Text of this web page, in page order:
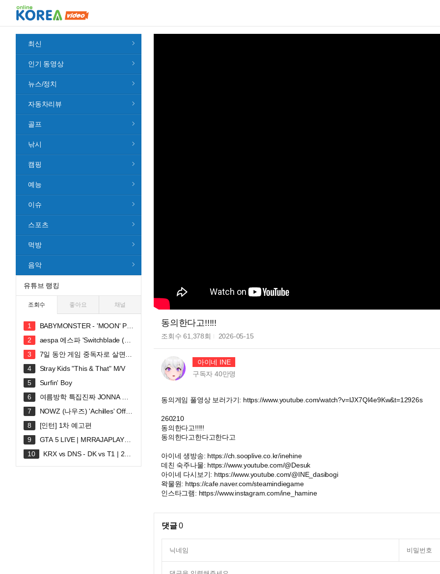
최신
인기 동영상
뉴스/정치
자동차리뷰
골프
낚시
캠핑
예능
이슈
스포츠
먹방
음악
유튜브 랭킹
조회수 좋아요 채널
BABYMONSTER - 'MOON' PE
RFORMANCE VIDEO
aespa 에스파 'Switchblade (Fe
at. Ty Dolla $ign)' MV
7일 동안 게임 중독자로 살면
생기는 일
Stray Kids "This & That" M/V
Surfin' Boy
여름방학 특집진짜 JONNA 웃
깁니다ㅠㅠㅠ 혜안져스 덕몽어스 완
전체 합방!
NOWZ (나우즈) 'Achilles' Offici
al Music Video
[인턴] 1차 예고편
GTA 5 LIVE | MRRAJAPLAY#s
hortslive #shortsfeed #gta5 #gtaonli
ne
KRX vs DNS - DK vs T1 | 202
동의한다고!!!!!
조회수61,378회 2026-05-15
아이네 INE
구독자40만명
동의게임 풀영상 보러가기: https://www.youtube.com/watch?v=IJX7QI4e9Kw&t=12926s
260210
동의한다고!!!!!
동의한다고한다고한다고
아이네 생방송: https://ch.sooplive.co.kr/inehine
데친 숙주나물: https://www.youtube.com/@Desuk
아이네 다시보기: https://www.youtube.com/@INE_dasibogi
왁물원: https://cafe.naver.com/steamindiegame
인스타그램: https://www.instagram.com/ine_hamine
댓글0